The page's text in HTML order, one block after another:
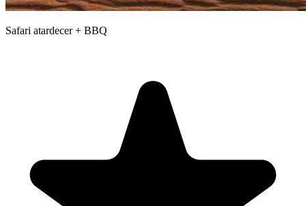
Safari atardecer + BBQ